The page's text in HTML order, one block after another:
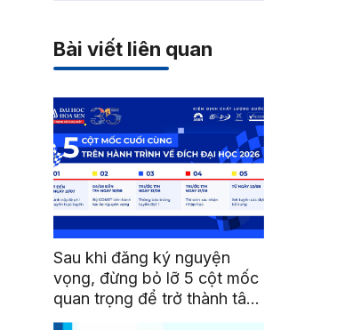
Bài viết liên quan
Sau khi đăng ký nguyện
vọng, đừng bỏ lỡ 5 cột mốc
quan trọng để trở thành tân
sinh viên HSU